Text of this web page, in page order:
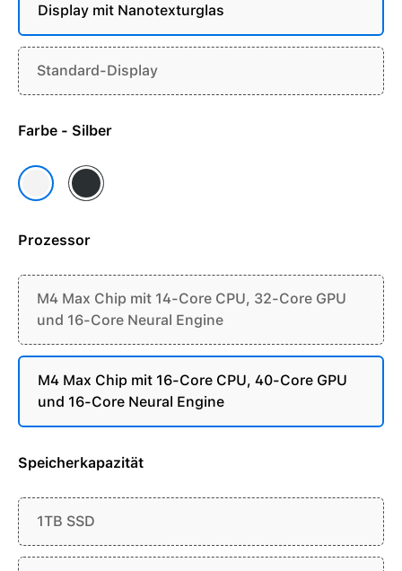
Display mit Nanotexturglas
Standard-Display
Farbe - Silber
Silber Space Schwarz
Prozessor
M4 Max Chip mit 14-Core CPU, 32-Core GPU
und 16-Core Neural Engine
M4 Max Chip mit 16-Core CPU, 40-Core GPU
und 16-Core Neural Engine
Speicherkapazität
1TB SSD